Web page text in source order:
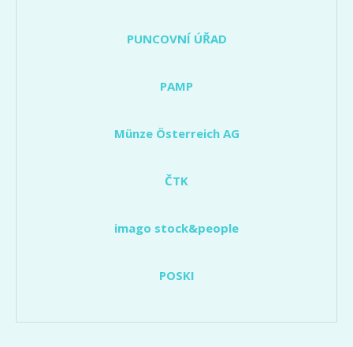
PUNCOVNÍ ÚŘAD
PAMP
Münze Österreich AG
ČTK
imago stock&people
POSKI